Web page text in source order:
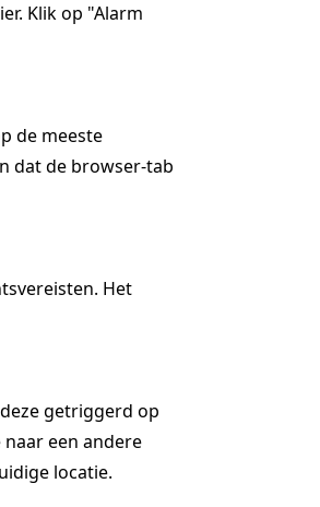
Klik op "Alarm
de meeste
dat de browser-tab
Het
getriggerd op
een andere
locatie.